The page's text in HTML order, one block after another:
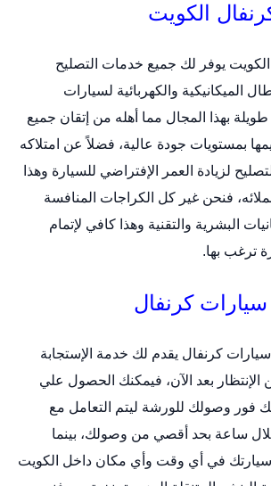
الكويت
يوفر لك جميع خدمات التصليح
الميكانيكية والكهربائية لسيارات
بهذا المجال مما أهله من إتقان جميع
بمستويات جودة عالية، فضلاً عن امتلاكه
لزيادة العمر الإفتراضي للسيارة وهذا
فنحن غير كل الكراجات المنافسة
البشرية والتقنية وهذا كافي لإتمام
ترغب بها.
كرنفال
كرنفال يقدم لك خدمة الإستجابة
الإنتظار بعد الآن، فيمكنك الحصول علي
وصولك للورشة ليتم التعامل مع
ساعة بحد أقصي من وصولك، بينما
في أي وقت وأي مكان داخل الكويت